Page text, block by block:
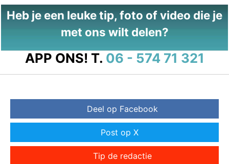
Heb je een leuke tip, foto of video die je
met ons wilt delen?
APP ONS! T. 06 - 574 71 321
Deel op Facebook
Post op X
Tip de redactie